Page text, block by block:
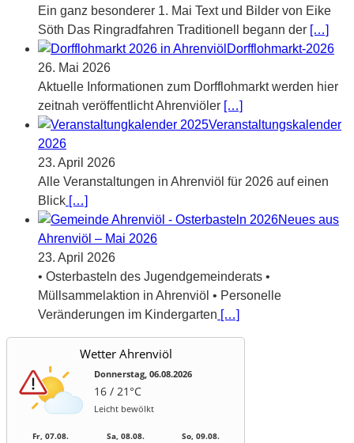
Ein ganz besonderer 1. Mai Text und Bilder von Eike
Söth Das Ringradfahren Traditionell begann der […]
Dorfflohmarkt-2026
26. Mai 2026
Aktuelle Informationen zum Dorfflohmarkt werden hier
zeitnah veröffentlicht Ahrenviöler […]
Veranstaltungskalender
2026
23. April 2026
Alle Veranstaltungen in Ahrenviöl für 2026 auf einen
Blick […]
Neues aus
Ahrenviöl – Mai 2026
23. April 2026
• Osterbasteln des Jugendgemeinderats •
Müllsammelaktion in Ahrenviöl • Personelle
Veränderungen im Kindergarten […]
Wetter Ahrenviöl
Donnerstag, 06.08.2026
16 / 21°C
Leicht bewölkt
Fr, 07.08. Sa, 08.08. So, 09.08.